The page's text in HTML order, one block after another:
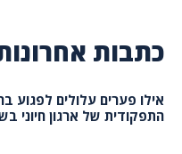
כתבות
אילו פערים עלולים לפגוע
התפקודית של ארגון חיוני